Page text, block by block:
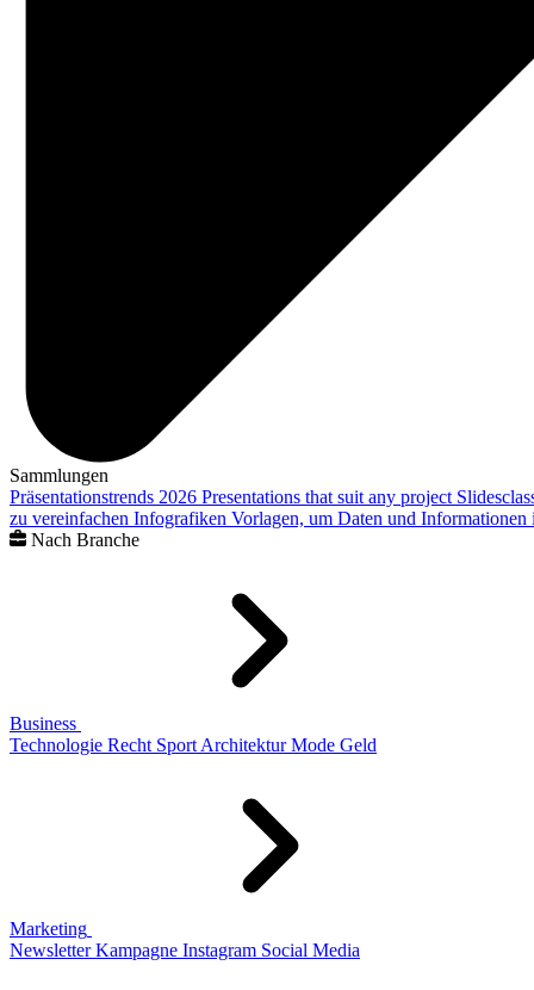
Sammlungen
Präsentationstrends 2026 Presentations that suit any project
zu vereinfachen Infografiken Vorlagen, um Daten und
Nach Branche
Business
Technologie Recht Sport Architektur Mode Geld
Marketing
Newsletter Kampagne Instagram Social Media